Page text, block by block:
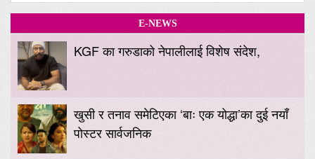
E-NEWS
KGF का गरुडाको नेपालीलाई विशेष संदेश,
खुसी र तनाव समेटिएका ‘बाः एक योद्धा’का दुई नयाँ
पोस्टर सार्वजनिक